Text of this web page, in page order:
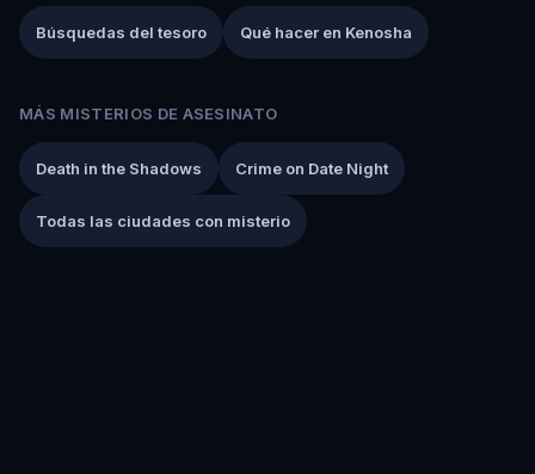
Búsquedas del tesoro Qué hacer en Kenosha
MÁS MISTERIOS DE ASESINATO
Death in the Shadows Crime on Date Night
Todas las ciudades con misterio